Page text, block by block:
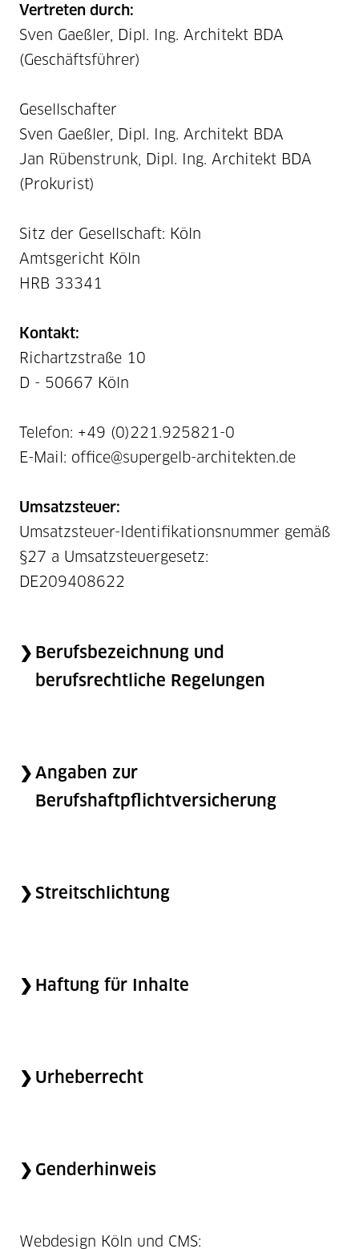
Vertreten durch:
Sven Gaeßler, Dipl. Ing. Architekt BDA
(Geschäftsführer)
Gesellschafter
Sven Gaeßler, Dipl. Ing. Architekt BDA
Jan Rübenstrunk, Dipl. Ing. Architekt BDA
(Prokurist)
Sitz der Gesellschaft: Köln
Amtsgericht Köln
HRB 33341
Kontakt:
Richartzstraße 10
D - 50667 Köln
Telefon: +49 (0)221.925821-0
E-Mail: office@supergelb-architekten.de
Umsatzsteuer:
Umsatzsteuer-Identifikationsnummer gemäß
§27 a Umsatzsteuergesetz:
DE209408622
Berufsbezeichnung und
berufsrechtliche Regelungen
Angaben zur
Berufshaftpflichtversicherung
Streitschlichtung
Haftung für Inhalte
Urheberrecht
Genderhinweis
Webdesign Köln und CMS: